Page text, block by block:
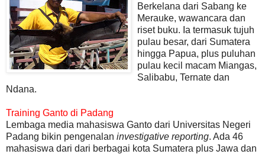
Berkelana dari Sabang ke
Merauke, wawancara dan
riset buku. Ia termasuk tujuh
pulau besar, dari Sumatera
hingga Papua, plus puluhan
pulau kecil macam Miangas,
Salibabu, Ternate dan
Ndana.
Training Ganto di Padang
Lembaga media mahasiswa Ganto dari Universitas Negeri
Padang bikin pengenalan investigative reporting. Ada 46
mahasiswa dari dari berbagai kota Sumatera plus Jawa dan